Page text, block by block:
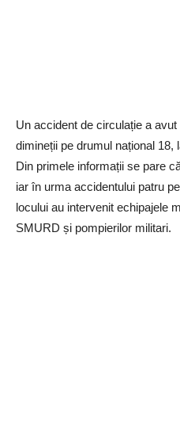
Un accident de circulație a
dimineții pe drumul național 18,
Din primele informații se pare
iar în urma accidentului patru
locului au intervenit echipajele
SMURD și pompierilor militari.